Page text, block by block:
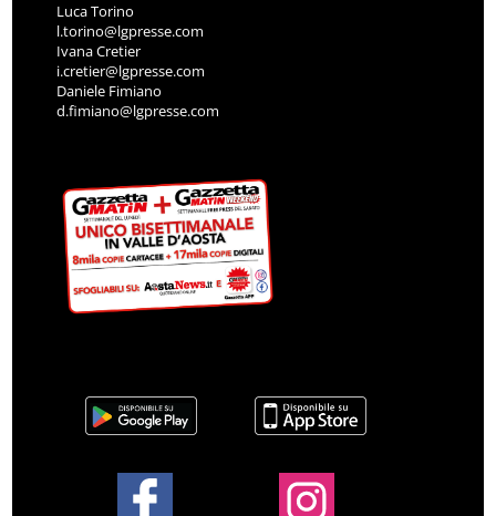
Luca Torino
l.torino@lgpresse.com
Ivana Cretier
i.cretier@lgpresse.com
Daniele Fimiano
d.fimiano@lgpresse.com